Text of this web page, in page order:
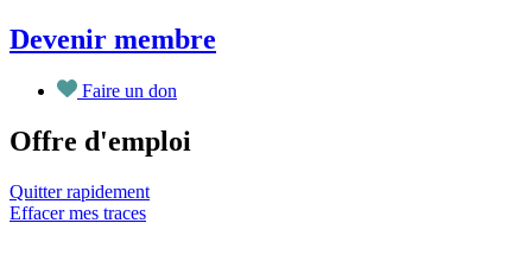
Aller
au
contenu
Devenir membre
Faire un don
Offre d'emploi
Quitter rapidement
Effacer mes traces